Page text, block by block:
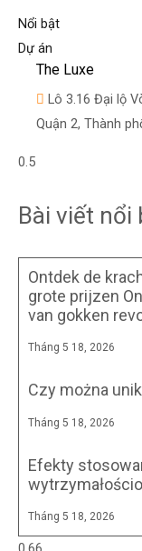
Nổi bật
Dự án
The Luxe
Lô 3.16 Đại lộ
Quận 2, Thành
Bài viết nổi
Ontdek de
grote prijzen
van gokken
Tháng 5 18, 2026
Czy można
Tháng 5 18, 2026
Efekty
Tháng 5 18, 2026